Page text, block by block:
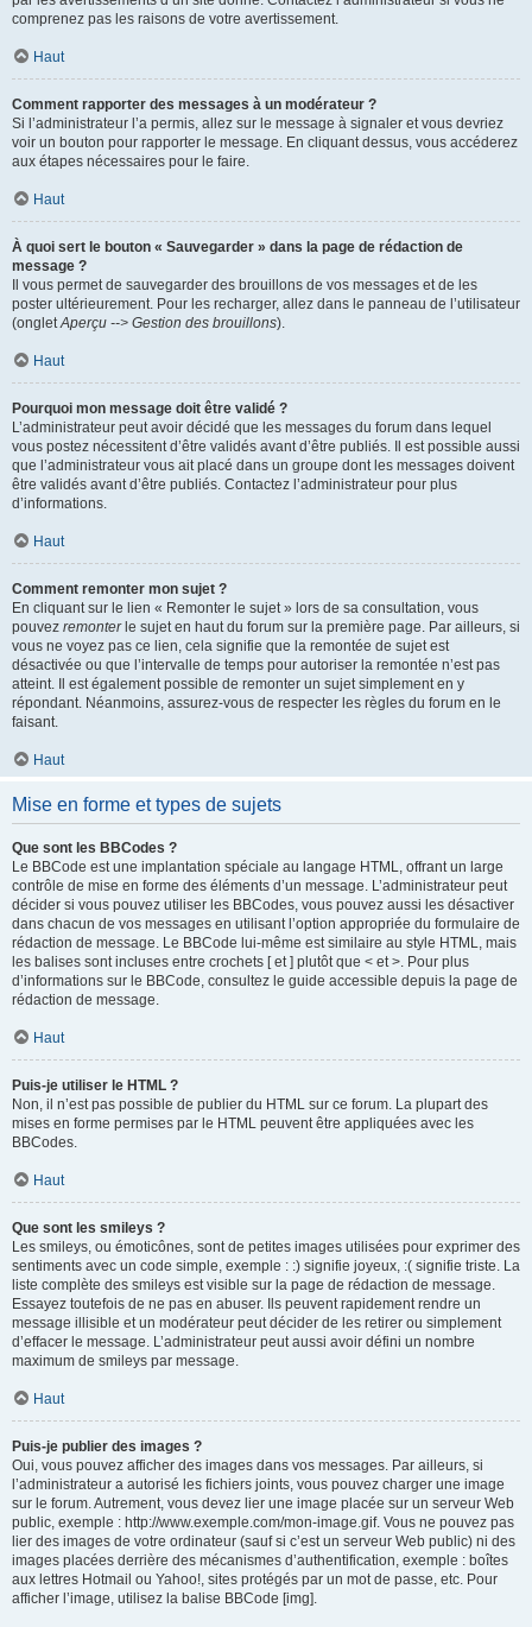
comprenez pas les raisons de votre avertissement.
Haut
Comment rapporter des messages à un modérateur ?
Si l’administrateur l’a permis, allez sur le message à signaler et vous devriez
voir un bouton pour rapporter le message. En cliquant dessus, vous accéderez
aux étapes nécessaires pour le faire.
Haut
À quoi sert le bouton « Sauvegarder » dans la page de rédaction de
message ?
Il vous permet de sauvegarder des brouillons de vos messages et de les
poster ultérieurement. Pour les recharger, allez dans le panneau de l’utilisateur
(ongletAperçu --> Gestion des brouillons).
Haut
Pourquoi mon message doit être validé ?
L’administrateur peut avoir décidé que les messages du forum dans lequel
vous postez nécessitent d’être validés avant d’être publiés. Il est possible aussi
que l’administrateur vous ait placé dans un groupe dont les messages doivent
être validés avant d’être publiés. Contactez l’administrateur pour plus
d’informations.
Haut
Comment remonter mon sujet ?
En cliquant sur le lien « Remonter le sujet » lors de sa consultation, vous
pouvez remonterle sujet en haut du forum sur la première page. Par ailleurs, si
vous ne voyez pas ce lien, cela signifie que la remontée de sujet est
désactivée ou que l’intervalle de temps pour autoriser la remontée n’est pas
atteint. Il est également possible de remonter un sujet simplement en y
répondant. Néanmoins, assurez-vous de respecter les règles du forum en le
faisant.
Haut
Mise en forme et types de sujets
Que sont les BBCodes ?
Le BBCode est une implantation spéciale au langage HTML, offrant un large
contrôle de mise en forme des éléments d’un message. L’administrateur peut
décider si vous pouvez utiliser les BBCodes, vous pouvez aussi les désactiver
dans chacun de vos messages en utilisant l’option appropriée du formulaire de
rédaction de message. Le BBCode lui-même est similaire au style HTML, mais
les balises sont incluses entre crochets [ et ] plutôt que < et >. Pour plus
d’informations sur le BBCode, consultez le guide accessible depuis la page de
rédaction de message.
Haut
Puis-je utiliser le HTML ?
Non, il n’est pas possible de publier du HTML sur ce forum. La plupart des
mises en forme permises par le HTML peuvent être appliquées avec les
BBCodes.
Haut
Que sont les smileys ?
Les smileys, ou émoticônes, sont de petites images utilisées pour exprimer des
sentiments avec un code simple, exemple : :) signifie joyeux, :( signifie triste. La
liste complète des smileys est visible sur la page de rédaction de message.
Essayez toutefois de ne pas en abuser. Ils peuvent rapidement rendre un
message illisible et un modérateur peut décider de les retirer ou simplement
d’effacer le message. L’administrateur peut aussi avoir défini un nombre
maximum de smileys par message.
Haut
Puis-je publier des images ?
Oui, vous pouvez afficher des images dans vos messages. Par ailleurs, si
l’administrateur a autorisé les fichiers joints, vous pouvez charger une image
sur le forum. Autrement, vous devez lier une image placée sur un serveur Web
public, exemple : http://www.exemple.com/mon-image.gif. Vous ne pouvez pas
lier des images de votre ordinateur (sauf si c’est un serveur Web public) ni des
images placées derrière des mécanismes d’authentification, exemple : boîtes
aux lettres Hotmail ou Yahoo!, sites protégés par un mot de passe, etc. Pour
afficher l’image, utilisez la balise BBCode [img].